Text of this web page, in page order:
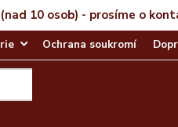
10 osob) - prosíme o
Ochrana soukromí